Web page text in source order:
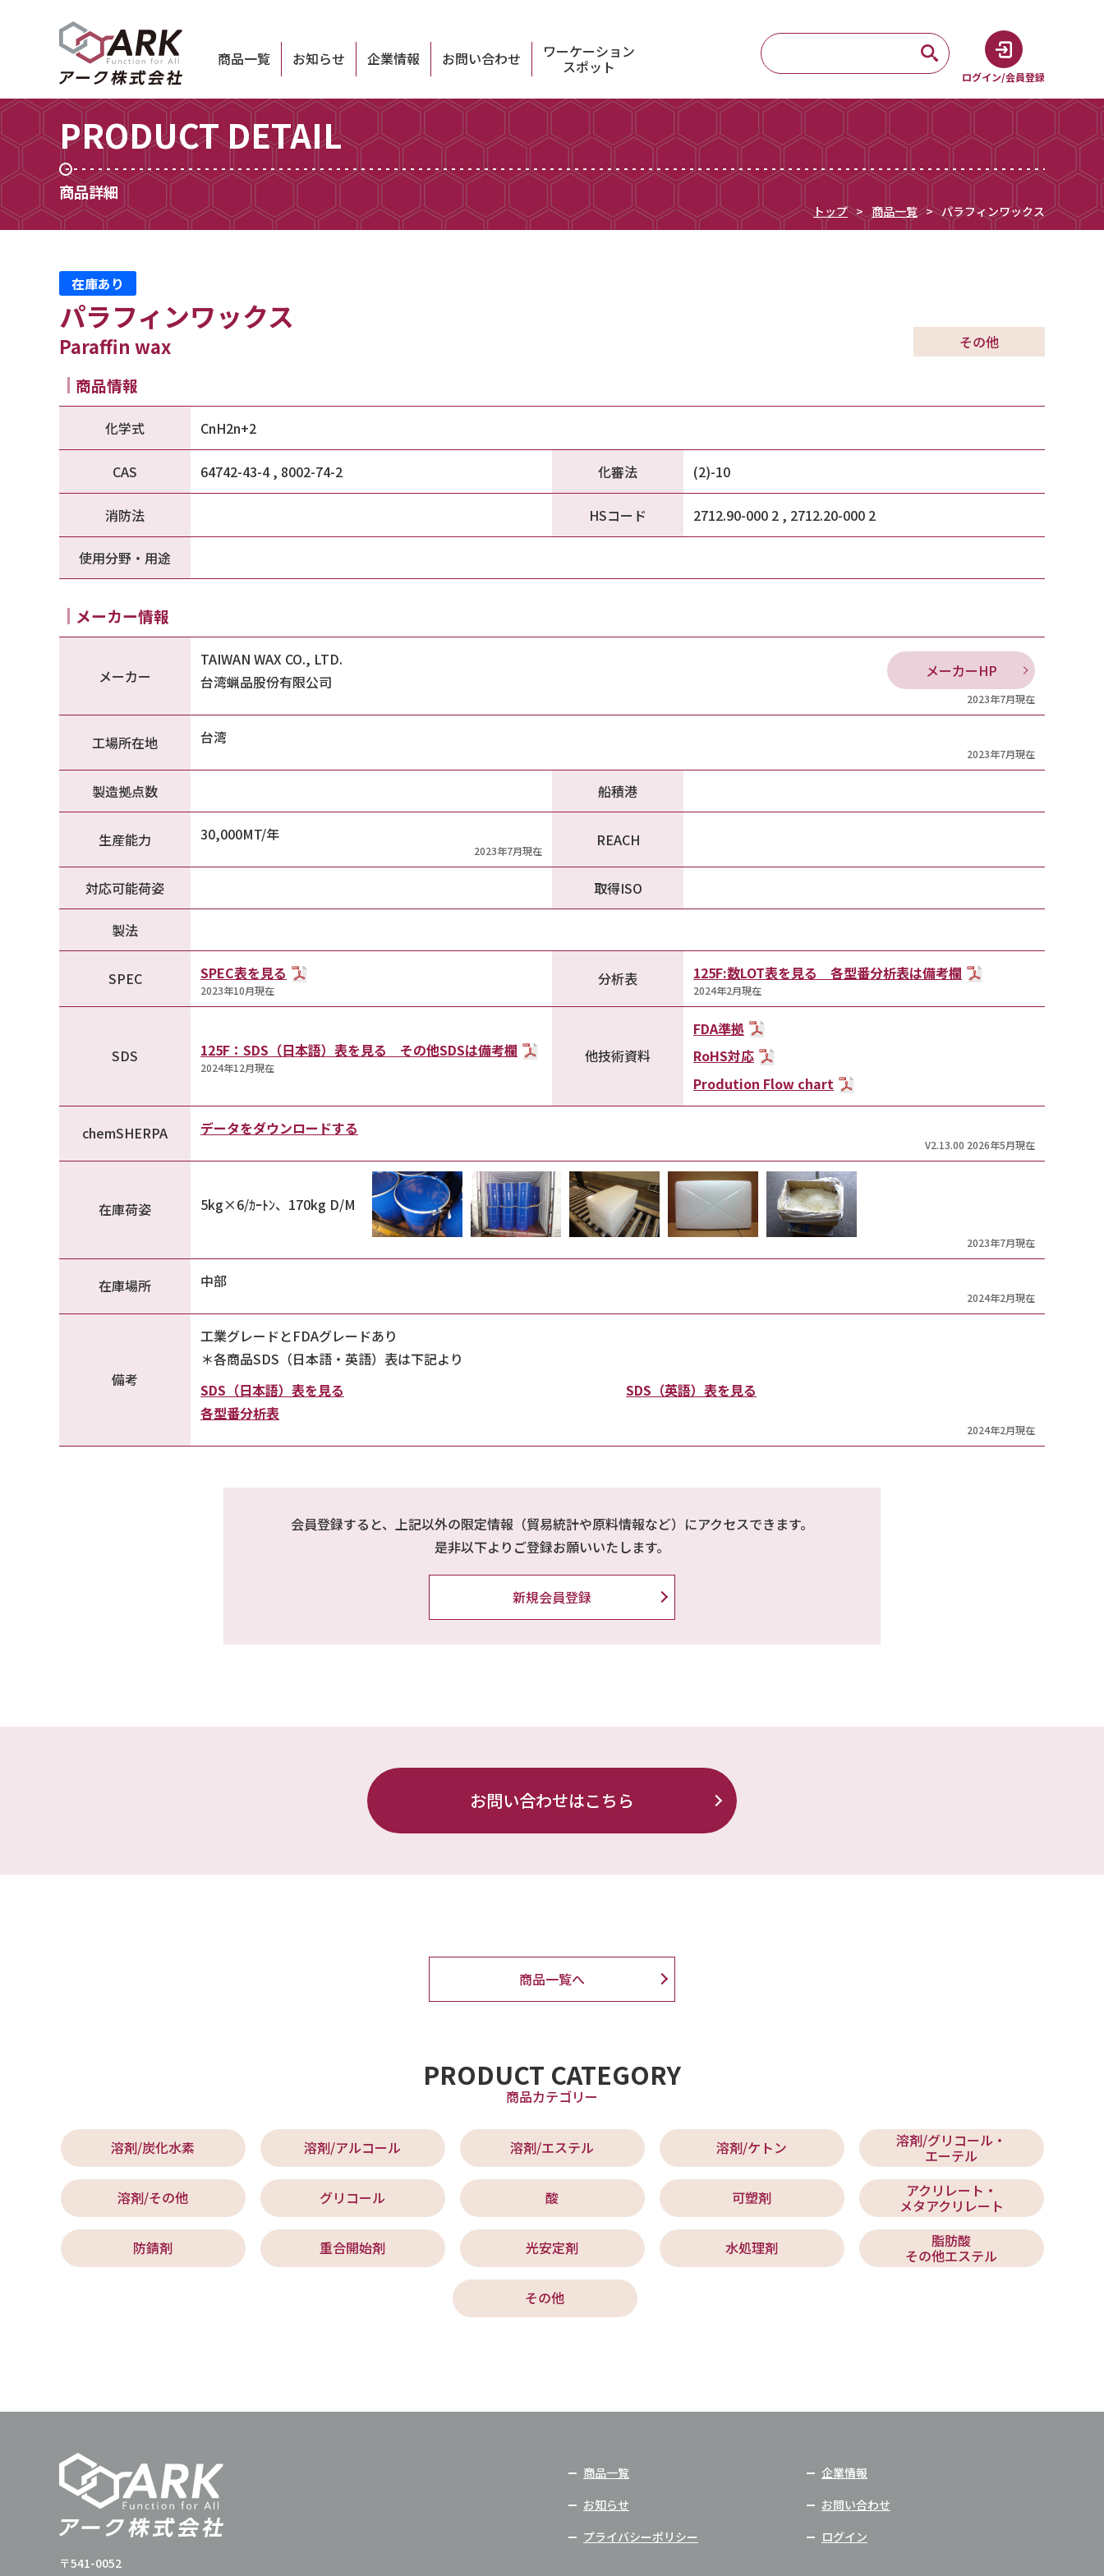
商品一覧 お知らせ 企業情報 お問い合わせ ワーケーション
スポット
ログイン/会員登録
PRODUCT DETAIL
商品詳細
トップ 商品一覧 パラフィンワックス
在庫あり
パラフィンワックス
Paraffin wax その他
商品情報
化学式 CnH2n+2
CAS 64742-43-4 , 8002-74-2 化審法 (2)-10
消防法 HSコード 2712.90-000 2 , 2712.20-000 2
使用分野・用途
メーカー情報
メーカー
TAIWAN WAX CO., LTD.
台湾蝋品股份有限公司
メーカーHP
2023年7月現在
工場所在地 台湾
2023年7月現在
製造拠点数 船積港
生産能力 30,000MT/年
2023年7月現在
REACH
対応可能荷姿 取得ISO
製法
SPEC SPEC表を見る
2023年10月現在
分析表 125F:数LOT表を見る 各型番分析表は備考欄
2024年2月現在
SDS 125F：SDS（日本語）表を見る その他SDSは備考欄
2024年12月現在
他技術資料
FDA準拠
RoHS対応
Prodution Flow chart
chemSHERPA データをダウンロードする
V2.13.00 2026年5月現在
在庫荷姿 5kg×6/ｶｰﾄﾝ、170kg D/M
2023年7月現在
在庫場所 中部
2024年2月現在
備考
工業グレードとFDAグレードあり
＊各商品SDS（日本語・英語）表は下記より
SDS（日本語）表を見る
SDS（英語）表を見る
各型番分析表
2024年2月現在
会員登録すると、上記以外の限定情報（貿易統計や原料情報など）にアクセスできます。
是非以下よりご登録お願いいたします。
新規会員登録
お問い合わせはこちら
商品一覧へ
PRODUCT CATEGORY
商品カテゴリー
溶剤/炭化水素 溶剤/アルコール 溶剤/エステル 溶剤/ケトン 溶剤/グリコール・
エーテル
溶剤/その他 グリコール 酸 可塑剤 アクリレート・
メタアクリレート
防錆剤 重合開始剤 光安定剤 水処理剤 脂肪酸
その他エステル
その他
〒541-0052
商品一覧
企業情報
お知らせ
お問い合わせ
プライバシーポリシー
ログイン